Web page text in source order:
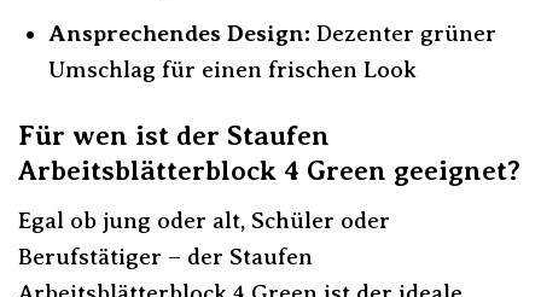
Ansprechendes Design: Dezenter grüner
Umschlag für einen frischen Look
Für wen ist der Staufen
Arbeitsblätterblock 4 Green geeignet?
Egal ob jung oder alt, Schüler oder
Berufstätiger – der Staufen